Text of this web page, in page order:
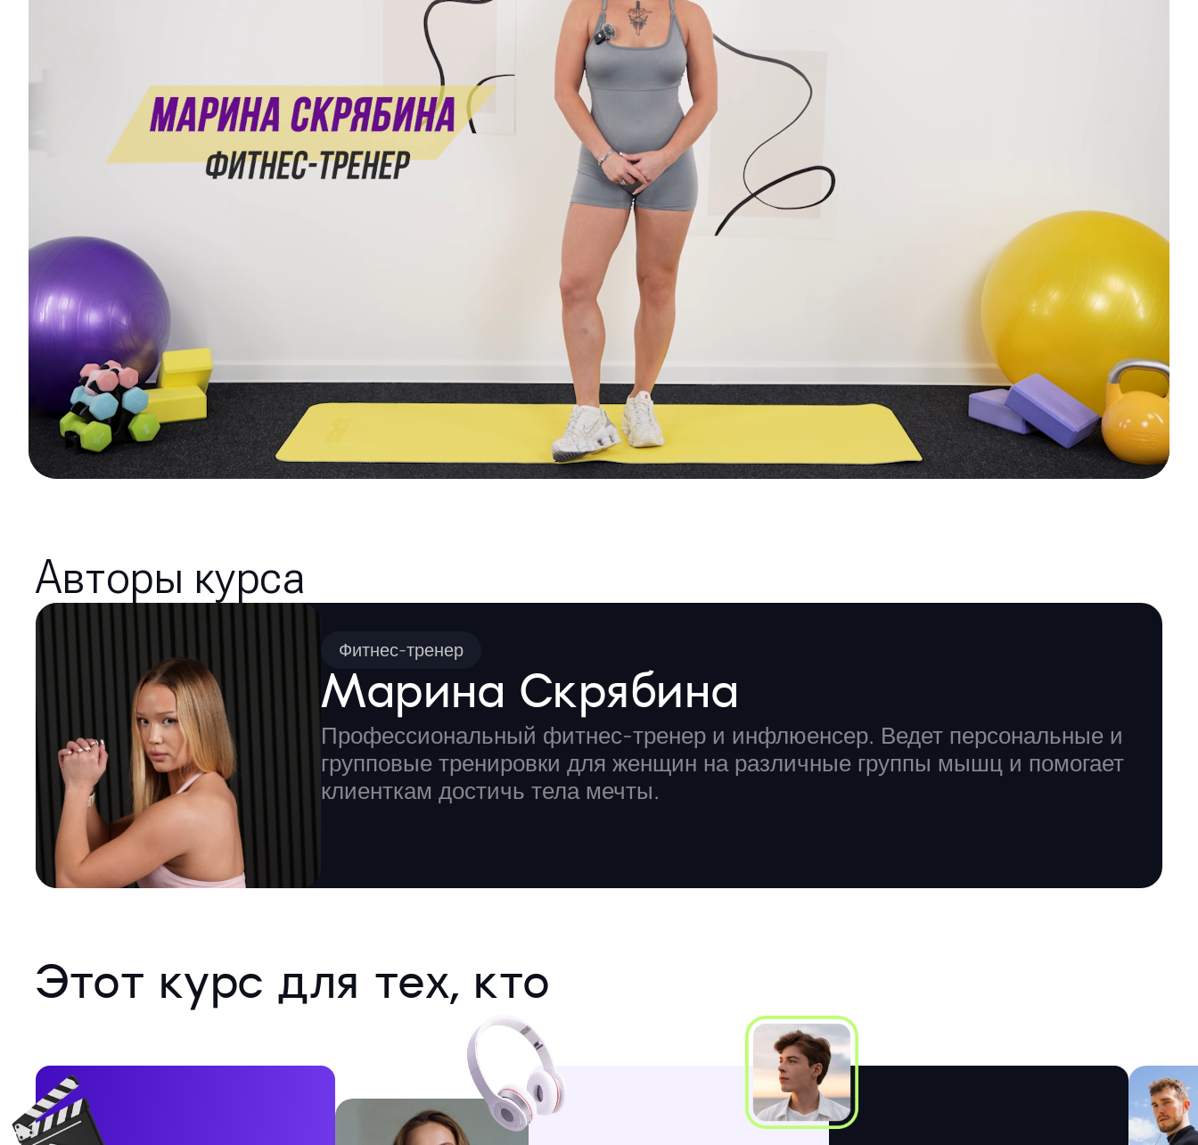
Авторы курса
Фитнес-тренер
Марина Скрябина
Профессиональный фитнес-тренер и инфлюенсер. Ведет персональные и
групповые тренировки для женщин на различные группы мышц и помогает
клиенткам достичь тела мечты.
Этот курс для тех, кто